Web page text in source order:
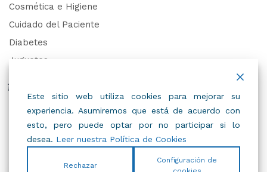
Cosmética e Higiene
Cuidado del Paciente
Diabetes
Juguetes
Trabaja con Nosotros
Este sitio web utiliza cookies para mejorar su
experiencia. Asumiremos que está de acuerdo con
esto, pero puede optar por no participar si lo
desea. Leer nuestra Política de Cookies
Rechazar
Configuración de